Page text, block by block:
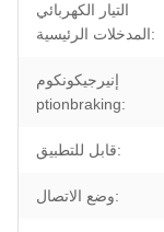
التيار الكهربائي
المدخلات الرئيسية:
إنيرجيكونكوم
ptionbraking:
قابل للتطبيق:
وضع الاتصال: